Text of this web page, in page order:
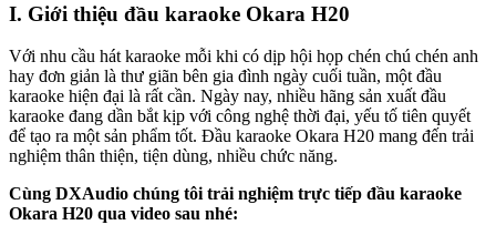
I. Giới thiệu đầu karaoke Okara H20
Với nhu cầu hát karaoke mỗi khi có dịp hội họp chén chú chén anh
hay đơn giản là thư giãn bên gia đình ngày cuối tuần, một đầu
karaoke hiện đại là rất cần. Ngày nay, nhiều hãng sản xuất đầu
karaoke đang dần bắt kịp với công nghệ thời đại, yếu tố tiên quyết
để tạo ra một sản phẩm tốt. Đầu karaoke Okara H20 mang đến trải
nghiệm thân thiện, tiện dùng, nhiều chức năng.
Cùng DXAudio chúng tôi trải nghiệm trực tiếp đầu karaoke
Okara H20 qua video sau nhé: